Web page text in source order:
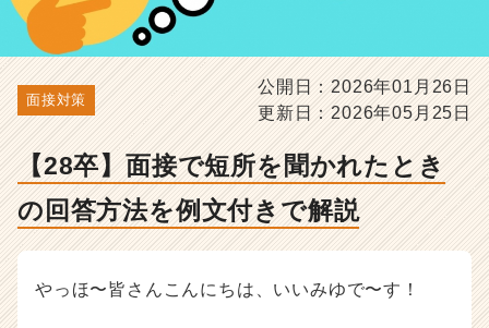
で
対
策・
就
活
ノ
ハ
面接対策
公開日：2026年01月26日
更新日：2026年05月25日
【28卒】面接で短所を聞かれたとき
の回答方法を例文付きで解説
やっほ〜皆さんこんにちは、いいみゆで〜す！